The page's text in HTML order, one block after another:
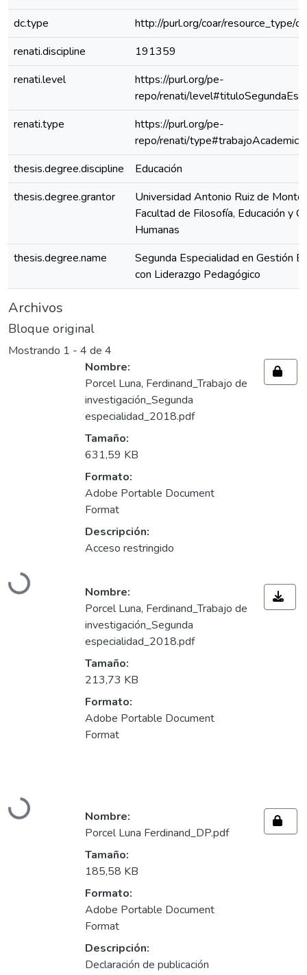
dc.type
http://purl.org/coar/resource_type/
renati.discipline
191359
renati.level
https://purl.org/pe-
repo/renati/
renati.type
https://purl.org/pe-
repo/renati/type#trabajoAcademico
thesis.degree.discipline
Educación
thesis.degree.grantor
Universidad Antonio Ruiz de
Facultad de Filosofía, Educación y
Humanas
thesis.degree.name
Segunda Especialidad en Gestión
con Liderazgo Pedagógico
Archivos
Bloque original
Mostrando 1 - 4 de 4
Cargando...
Nombre:
Porcel Luna, Ferdinand_Trabajo de
investigación_Segunda
especialidad_2018.pdf
Tamaño:
631,59 KB
Formato:
Adobe Portable Document
Format
Descripción:
Acceso restringido
Cargando...
Nombre:
Porcel Luna, Ferdinand_Trabajo de
investigación_Segunda
especialidad_2018.pdf
Tamaño:
213,73 KB
Formato:
Adobe Portable Document
Format
Nombre:
Porcel Luna Ferdinand_DP.pdf
Tamaño:
185,58 KB
Formato:
Adobe Portable Document
Format
Descripción:
Declaración de publicación